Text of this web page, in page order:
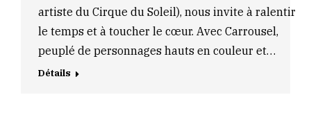
artiste du Cirque du Soleil), nous invite à ralentir
le temps et à toucher le cœur. Avec Carrousel,
peuplé de personnages hauts en couleur et…
Détails